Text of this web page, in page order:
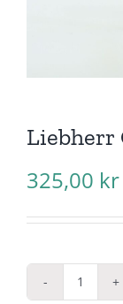
Liebherr
325,00 kr